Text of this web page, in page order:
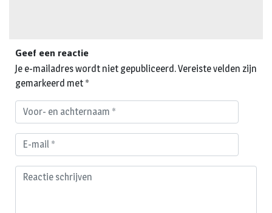
Geef een reactie
Je e-mailadres wordt niet gepubliceerd.Vereiste velden zijn
gemarkeerd met *